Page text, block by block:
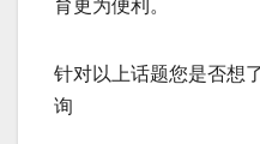
育更为便利。
针对以上话题您是否想
询